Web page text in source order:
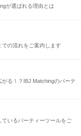
が選ばれる理由とは
の流れをご案内します
がる！？IBJ Matchingのパーテ
いるパーティーツールをご